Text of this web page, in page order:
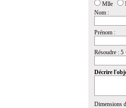
Mlle
Nom :
Prénom :
Résoudre : 5
Décrire
Dimensions